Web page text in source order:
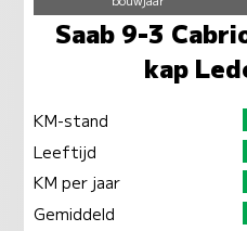
Saab 9-3
kap
KM-stand
Leeftijd
KM per jaar
Gemiddeld